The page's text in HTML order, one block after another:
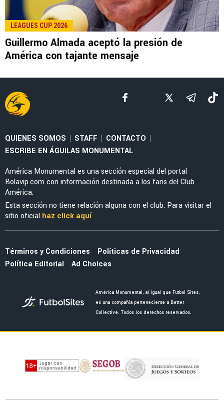
LEE TAMBIÉN
MERCADO
El fichaje de Jáminton Campaz al América no
avanza y podría caerse de último momento